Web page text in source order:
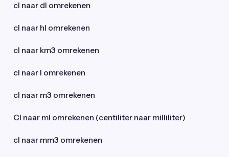
cl naar dl omrekenen
cl naar hl omrekenen
cl naar km3 omrekenen
cl naar l omrekenen
cl naar m3 omrekenen
Cl naar ml omrekenen (centiliter naar milliliter)
cl naar mm3 omrekenen